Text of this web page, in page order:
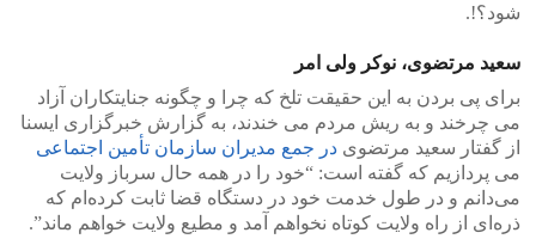
شود؟!.
سعید مرتضوی، نوکر ولی امر
برای پی بردن به این حقیقت تلخ که چرا و چگونه جنایتکاران آزاد
می چرخند و به ریش مردم می خندند، به گزارش خبرگزاری ایسنا
از گفتار سعید مرتضوی در جمع مدیران سازمان تأمین اجتماعی
می پردازیم که گفته است: “خود را در همه حال سرباز ولایت
می‌دانم و در طول خدمت خود در دستگاه قضا ثابت کرده‌ام که
ذره‌ای از راه ولایت کوتاه نخواهم آمد و مطیع ولایت خواهم ماند”.